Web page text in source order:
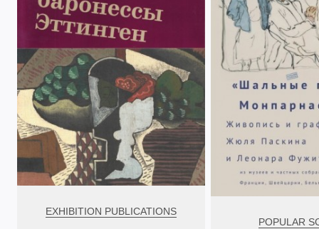
EXHIBITION PUBLICATIONS
POPULAR